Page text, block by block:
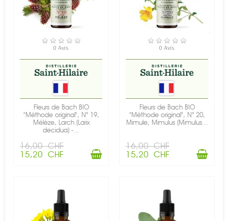
EN STOCK
0 Avis
Fleurs de Bach BIO
"Méthode original", N° 19,
Mélèze, Larch (Larix
decidua) -...
16,00 CHF
15,20 CHF
EN STOCK
0 Avis
Fleurs de Bach BIO
"Méthode original", N° 20,
Mimule, Mimulus (Mimulus...
16,00 CHF
15,20 CHF